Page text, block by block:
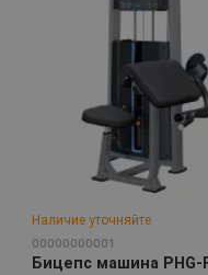
Наличие уточняйте
00000000001
Бицепс машина PHG-